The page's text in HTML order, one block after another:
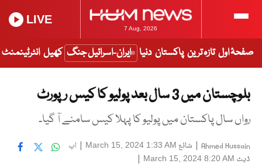
7 Aug, 2026
LIVE
صفحۂ اول تازہ ترین پاکستان دنیا ایران-اسرائیل جنگ کھیل انٹرٹینمنٹ
بلوچستان میں 3 سال بعد پولیو کا کیس رپورٹ
رواں سال پاکستان میں پولیو کا پہلا کیس سامنے آ گیا۔
Ahmed Hussain
| شائع March 15, 2024 1:33 AM
| اپ
ڈیٹ March 15, 2024 8:20 AM
|